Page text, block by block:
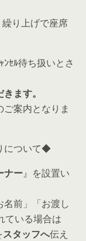
り上げで座席
ｾﾙ待ち扱いとさ
ます。
案内となりま
について◆
ナー』を設置い
名前」「お渡し
ている場合は
スタッフへ伝え